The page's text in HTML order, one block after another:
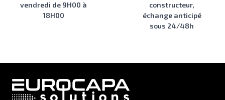
vendredi de 9H00 à
18H00
constructeur,
échange anticipé
sous 24/48h